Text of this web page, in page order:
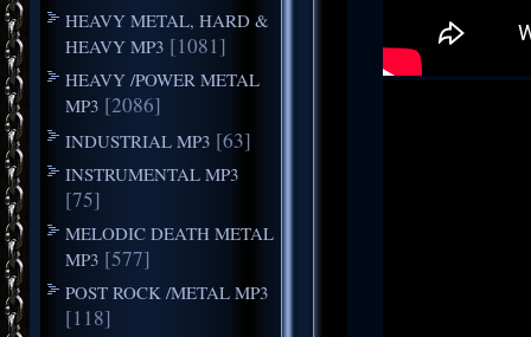
HEAVY METAL, HARD &
HEAVY MP3 [1081]
HEAVY /POWER METAL
MP3 [2086]
INDUSTRIAL MP3 [63]
INSTRUMENTAL MP3
[75]
MELODIC DEATH METAL
MP3 [577]
POST ROCK /METAL MP3
[118]